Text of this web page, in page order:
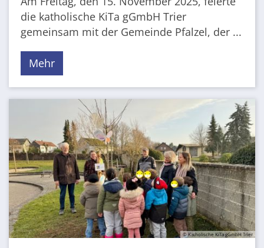
die katholische KiTa gGmbH Trier
gemeinsam mit der Gemeinde Pfalzel, der ...
Mehr
© Katholische KiTa gGmbH Trier